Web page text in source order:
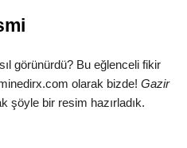
görünürdü? Bu eğlenceli fikir
olarak bizde!Gazir
şöyle bir resim hazırladık.